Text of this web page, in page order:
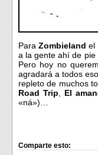
ParaZombieland el
a la gente ahí de pie
Pero hoy no
agradará a todos
repleto de muchos
Road Trip
El
«ná»)…
Comparte esto: